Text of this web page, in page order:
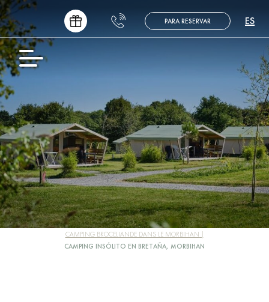
PARA RESERVAR
EN
NL
DE
ES
CAMPING BROCELIANDE DANS LE MORBIHAN
CAMPING INSÓLITO EN BRETAÑA, MORBIHAN